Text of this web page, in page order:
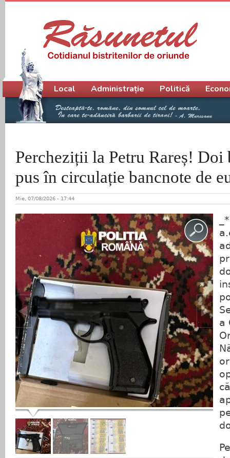
Percheziții la Petru Rareș! Doi
pus în circulație bancnote de
Mie, 07/08/2026 - 17:44
a
Meniu principal
Local Administrație Politică